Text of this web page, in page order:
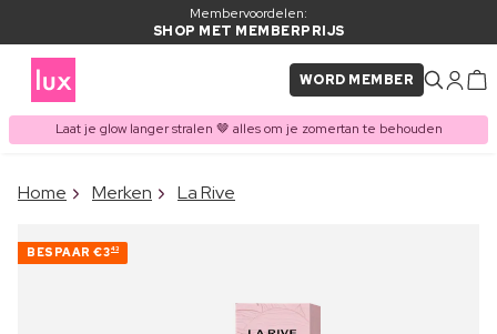
Membervoordelen:
SHOP MET MEMBERPRIJS
WORD MEMBER
Laat je glow langer stralen 🤎 alles om je zomertan te behouden
ITEM TOEGEVOEGD AAN
Home Merken La Rive
BESPAAR €343